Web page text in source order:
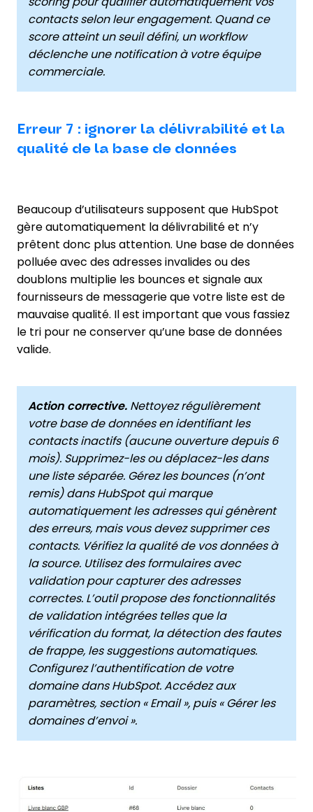
contacts selon leur engagement. Quand ce
score atteint un seuil défini, un workflow
déclenche une notification à votre équipe
commerciale.
Erreur 7 : ignorer la délivrabilité et la
qualité de la base de données
Beaucoup d’utilisateurs supposent que HubSpot
gère automatiquement la délivrabilité et n’y
prêtent donc plus attention. Une base de données
polluée avec des adresses invalides ou des
doublons multiplie les bounces et signale aux
fournisseurs de messagerie que votre liste est de
mauvaise qualité. Il est important que vous fassiez
le tri pour ne conserver qu’une base de données
valide.
Action corrective. Nettoyez régulièrement
votre base de données en identifiant les
contacts inactifs (aucune ouverture depuis 6
mois). Supprimez-les ou déplacez-les dans
une liste séparée. Gérez les bounces (n’ont
remis) dans HubSpot qui marque
automatiquement les adresses qui génèrent
des erreurs, mais vous devez supprimer ces
contacts. Vérifiez la qualité de vos données à
la source. Utilisez des formulaires avec
validation pour capturer des adresses
correctes. L’outil propose des fonctionnalités
de validation intégrées telles que la
vérification du format, la détection des fautes
de frappe, les suggestions automatiques.
Configurez l’authentification de votre
domaine dans HubSpot. Accédez aux
paramètres, section « Email », puis « Gérer les
domaines d’envoi ».